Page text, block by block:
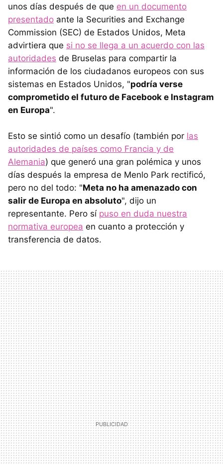
unos días después de que en un documento
presentado ante la Securities and Exchange
Commission (SEC) de Estados Unidos, Meta
advirtiera que si no se llega a un acuerdo con las
autoridades de Bruselas para compartir la
información de los ciudadanos europeos con sus
sistemas en Estados Unidos, "podría verse
comprometido el futuro de Facebook e Instagram
en Europa".
Esto se sintió como un desafío (también por las
autoridades de países como Francia y de
Alemania) que generó una gran polémica y unos
días después la empresa de Menlo Park rectificó,
pero no del todo: "Meta no ha amenazado con
salir de Europa en absoluto", dijo un
representante. Pero sí puso en duda nuestra
normativa europea en cuanto a protección y
transferencia de datos.